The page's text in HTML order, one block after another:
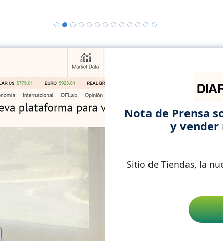
Nota de Prensa
y vender
Sitio de Tiendas, la